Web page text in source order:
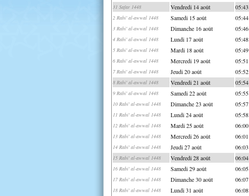
31 Safar 1448 Vendredi 14 août 05:43
2 Rabi' al-awwal 1448 Samedi 15 août 05:44
3 Rabi' al-awwal 1448 Dimanche 16 août 05:46
4 Rabi' al-awwal 1448 Lundi 17 août 05:48
5 Rabi' al-awwal 1448 Mardi 18 août 05:49
6 Rabi' al-awwal 1448 Mercredi 19 août 05:51
7 Rabi' al-awwal 1448 Jeudi 20 août 05:52
8 Rabi' al-awwal 1448 Vendredi 21 août 05:54
9 Rabi' al-awwal 1448 Samedi 22 août 05:55
10 Rabi' al-awwal 1448 Dimanche 23 août 05:57
11 Rabi' al-awwal 1448 Lundi 24 août 05:58
12 Rabi' al-awwal 1448 Mardi 25 août 06:00
13 Rabi' al-awwal 1448 Mercredi 26 août 06:01
14 Rabi' al-awwal 1448 Jeudi 27 août 06:03
15 Rabi' al-awwal 1448 Vendredi 28 août 06:04
16 Rabi' al-awwal 1448 Samedi 29 août 06:05
17 Rabi' al-awwal 1448 Dimanche 30 août 06:07
18 Rabi' al-awwal 1448 Lundi 31 août 06:08